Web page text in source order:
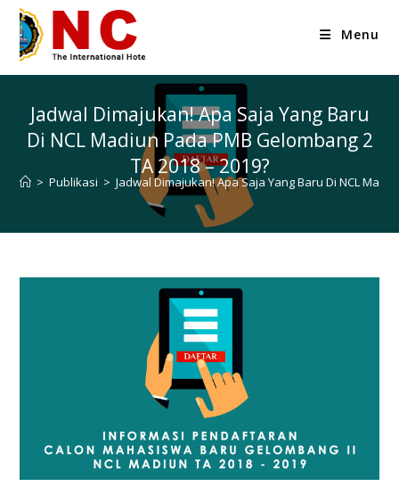
Menu
Jadwal Dimajukan! Apa Saja Yang Baru
Di NCL Madiun Pada PMB Gelombang 2
TA 2018 – 2019?
> Publikasi > Jadwal Dimajukan! Apa Saja Yang Baru Di NCL